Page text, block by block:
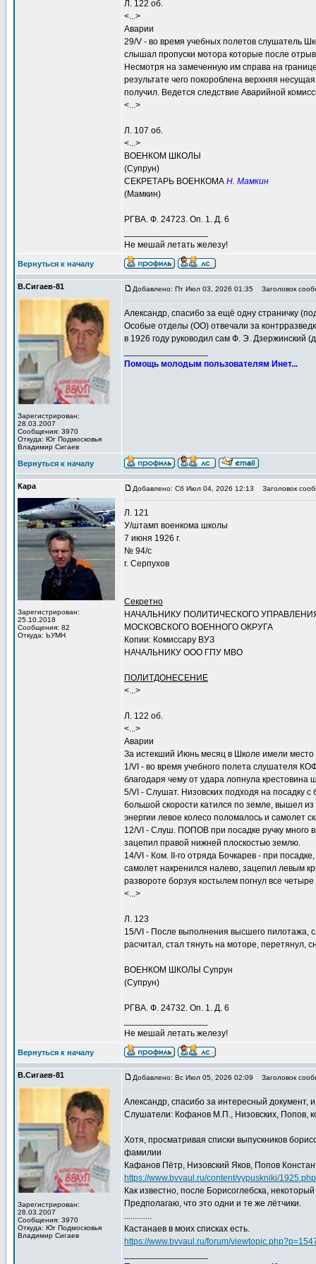
Л. 122 об.
<...>
Аварии
29/V - во время учебных полетов
слышал пропуски мотора которые после
Несмотря на замеченную им справа на
результате чего покороблена верхняя
получил. Ведется следствие Аварийной
<...>
Л. 107 об.
<...>
ВОЕНКОМ ШКОЛЫ
(Супрун)
СЕКРЕТАРЬ ВОЕНКОМА Н. Мамкин
(Мамкин)
РГВА. Ф. 24723. Оп. 1. Д. 6
Не мешай летать железу!
Вернуться к началу
В.Сигаев-81
Зарегистрирован:
28.03.2007
Сообщения: 3970
Откуда: Юг Подмосковья
Владимир Сигаев
Добавлено: Пт Июл 03, 2026 01:35 Заголовок
Александр, спасибо за ещё одну страничку
Особые отделы (ОО) отвечали за
в 1926 году руководил сам Ф. Э. Дзержинский
Помощь молодым пользователям Инет...
Вернуться к началу
Кара
Зарегистрирован:
25.10.2018
Сообщения: 82
Откуда: ЬУМН
Добавлено: Сб Июл 04, 2026 12:13 Заголовок
Л. 121
У/штамп военкома школы
7 июня 1926 г.
№ 94/с
г. Серпухов
Секретно
НАЧАЛЬНИКУ ПОЛИТИЧЕСКОГО
МОСКОВСКОГО ВОЕННОГО ОКРУГА
Копии: Комиссару ВУЗ
НАЧАЛЬНИКУ ООО ГПУ МВО
ПОЛИТДОНЕСЕНИЕ
<...>
Л. 122 об.
<...>
Аварии
За истекший Июнь месяц в Школе имели
1/VI - во время учебного полета слушателя
благодаря чему от удара лопнула крестовина
5/VI - Слушат. Низовских подходя на посадку
большой скорости катился по земле, вышел
энергии левое колесо поломалось и самолет
12/VI - Слуш. ПОПОВ при посадке ручку много
зацепил правой нижней плоскостью землю.
14/VI - Ком. II-го отряда Бочкарев - при
самолет накренился налево, зацепил левым
развороте борзуя костылем погнул все
<...>
Л. 123
15/VI - После выполнения высшего пилотажа,
расчитал, стал тянуть на моторе, перетянул,
ВОЕНКОМ ШКОЛЫ Супрун
(Супрун)
РГВА. Ф. 24732. Оп. 1. Д. 6
Не мешай летать железу!
Вернуться к началу
В.Сигаев-81
Зарегистрирован:
28.03.2007
Сообщения: 3970
Откуда: Юг Подмосковья
Владимир Сигаев
Добавлено: Вс Июл 05, 2026 02:09 Заголовок
Александр, спасибо за интересный документ,
Слушатели: Кофанов М.П., Низовских, Попов,
Хотя, просматривая списки выпускников
фамилии
Кафанов Пётр, Низовский Яков, Попов
https://www.bvvaul.ru/content/vypuskniki/1925.php
Как известно, после Борисоглебска,
Предполагаю, что это одни и те же лётчики.
.............
Кастанаев в моих списках есть.
https://www.bvvaul.ru/forum/